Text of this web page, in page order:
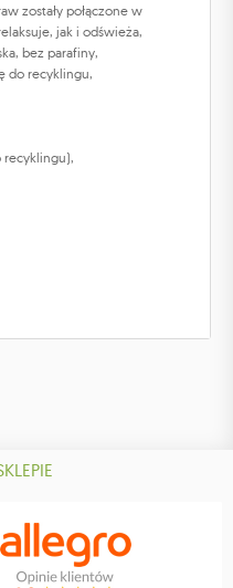
zostały połączone w
jak i odświeża,
bez parafiny,
do recyklingu,
recyklingu),